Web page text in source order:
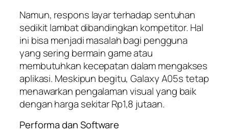
Namun, respons layar terhadap sentuhan
sedikit lambat dibandingkan kompetitor. Hal
ini bisa menjadi masalah bagi pengguna
yang sering bermain game atau
membutuhkan kecepatan dalam mengakses
aplikasi. Meskipun begitu, Galaxy A05s tetap
menawarkan pengalaman visual yang baik
dengan harga sekitar Rp1,8 jutaan.
Performa dan Software